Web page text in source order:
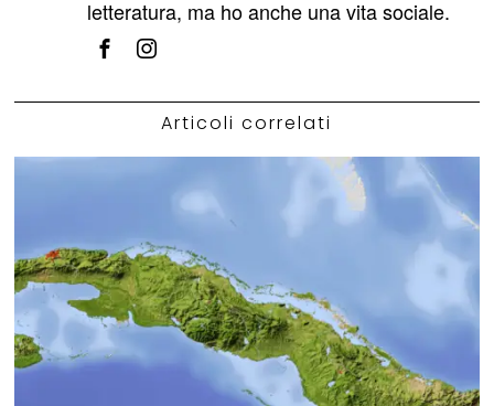
letteratura, ma ho anche una vita sociale.
Articoli correlati